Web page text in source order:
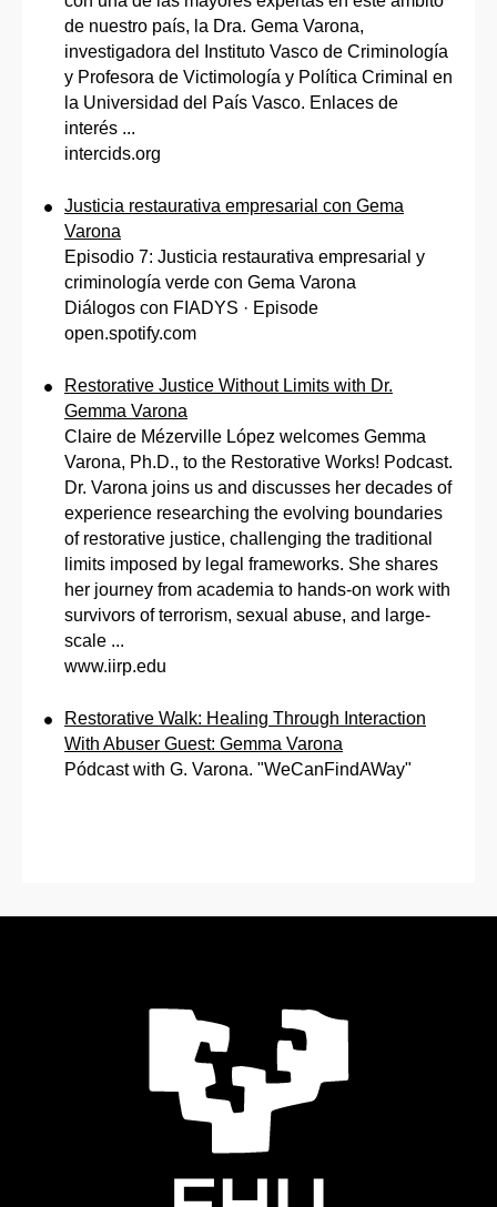
de nuestro país, la Dra. Gema Varona,
investigadora del Instituto Vasco de Criminología
y Profesora de Victimología y Política Criminal en
la Universidad del País Vasco. Enlaces de
interés ...
intercids.org
Justicia restaurativa empresarial con Gema
Varona
Episodio 7: Justicia restaurativa empresarial y
criminología verde con Gema Varona
Diálogos con FIADYS · Episode
open.spotify.com
Restorative Justice Without Limits with Dr.
Gemma Varona
Claire de Mézerville López welcomes Gemma
Varona, Ph.D., to the Restorative Works! Podcast.
Dr. Varona joins us and discusses her decades of
experience researching the evolving boundaries
of restorative justice, challenging the traditional
limits imposed by legal frameworks. She shares
her journey from academia to hands-on work with
survivors of terrorism, sexual abuse, and large-
scale ...
www.iirp.edu
Restorative Walk: Healing Through Interaction
With Abuser Guest: Gemma Varona
Pódcast with G. Varona. "WeCanFindAWay"